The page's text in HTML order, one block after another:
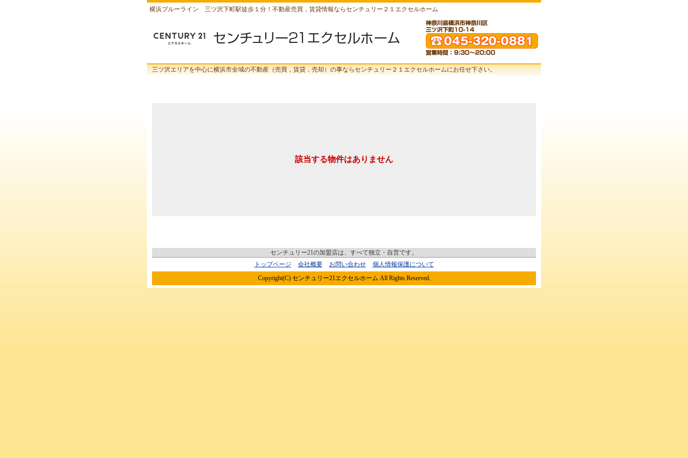
横浜ブルーライン 三ツ沢下町駅徒歩１分！不動産売買，賃貸情報ならセンチュリー２１エクセルホーム
三ツ沢エリアを中心に横浜市全域の不動産（売買，賃貸，売却）の事ならセンチュリー２１エクセルホームにお任せ下さい。
該当する物件はありません
センチュリー21の加盟店は、すべて独立・自営です。
トップページ
会社概要 お問い合わせ
個人情報保護について
Copyright(C) センチュリー21エクセルホーム All Rights Reserved.